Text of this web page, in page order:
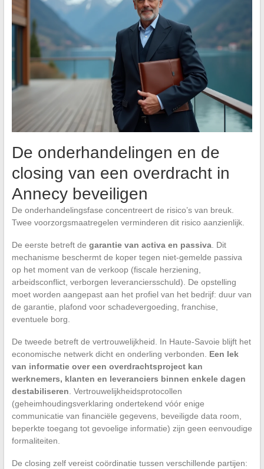
De onderhandelingen en de
closing van een overdracht in
Annecy beveiligen
De onderhandelingsfase concentreert de risico’s van breuk.
Twee voorzorgsmaatregelen verminderen dit risico aanzienlijk.
De eerste betreft de garantie van activa en passiva. Dit
mechanisme beschermt de koper tegen niet-gemelde passiva
op het moment van de verkoop (fiscale herziening,
arbeidsconflict, verborgen leveranciersschuld). De opstelling
moet worden aangepast aan het profiel van het bedrijf: duur van
de garantie, plafond voor schadevergoeding, franchise,
eventuele borg.
De tweede betreft de vertrouwelijkheid. In Haute-Savoie blijft het
economische netwerk dicht en onderling verbonden. Een lek
van informatie over een overdrachtsproject kan
werknemers, klanten en leveranciers binnen enkele dagen
destabiliseren. Vertrouwelijkheidsprotocollen
(geheimhoudingsverklaring ondertekend vóór enige
communicatie van financiële gegevens, beveiligde data room,
beperkte toegang tot gevoelige informatie) zijn geen eenvoudige
formaliteiten.
De closing zelf vereist coördinatie tussen verschillende partijen: